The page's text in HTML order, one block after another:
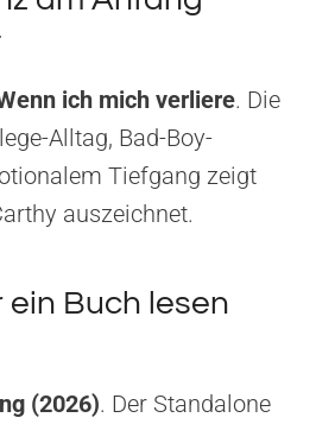
ich mich verliere. Die
Alltag, Bad-Boy-
Tiefgang zeigt
auszeichnet.
ein Buch lesen
(2026). Der Standalone